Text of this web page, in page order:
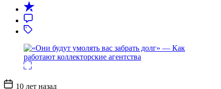
Дата10 лет назад